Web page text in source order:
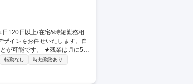
が可能です。 ★残業は月に5～
■当社は、靴下/インナーウェ
やWEBマーケティング部門を
転勤なし
時短勤務あり